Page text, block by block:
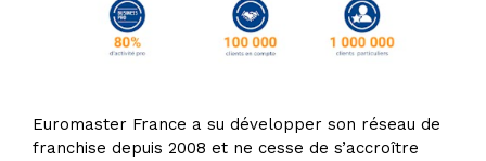
Euromaster France a su développer son réseau de
franchise depuis 2008 et ne cesse de s’accroître